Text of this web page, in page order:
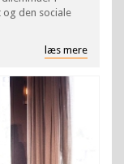
den sociale
læs mere